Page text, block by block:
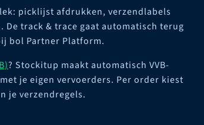
picklijst afdrukken, verzendlabels
De track & trace gaat automatisch terug
bol Partner Platform.
? Stockitup maakt automatisch VVB-
je eigen vervoerders. Per order kiest
je verzendregels.